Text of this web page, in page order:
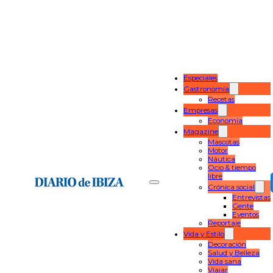
Especiales
Gastronomía
Recetas
Empresas
Economía
Magazine
Mascotas
Motor
Náutica
Ocio & tiempo
libre
Crónica social
Entrevistas
Gente
Eventos
Reportaje
Vida y Estilo
Decoración
Salud y Belleza
Vida sana
Viajar